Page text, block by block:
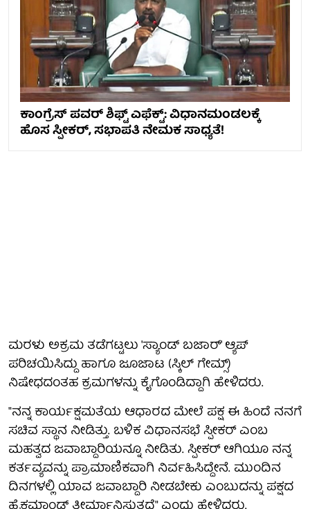
ಕಾಂಗ್ರೆಸ್ ಪವರ್ ಶಿಫ್ಟ್ ಎಫೆಕ್ಟ್: ವಿಧಾನಮಂಡಲಕ್ಕೆ
ಹೊಸ ಸ್ಪೀಕರ್, ಸಭಾಪತಿ ನೇಮಕ ಸಾಧ್ಯತೆ!
ಮರಳು ಅಕ್ರಮ ತಡೆಗಟ್ಟಲು 'ಸ್ಯಾಂಡ್ ಬಜಾರ್' ಆ್ಯಪ್
ಪರಿಚಯಿಸಿದ್ದು ಹಾಗೂ ಜೂಜಾಟ (ಸ್ಕಿಲ್ ಗೇಮ್ಸ್)
ನಿಷೇಧದಂತಹ ಕ್ರಮಗಳನ್ನು ಕೈಗೊಂಡಿದ್ದಾಗಿ ಹೇಳಿದರು.
"ನನ್ನ ಕಾರ್ಯಕ್ಷಮತೆಯ ಆಧಾರದ ಮೇಲೆ ಪಕ್ಷ ಈ ಹಿಂದೆ ನನಗೆ
ಸಚಿವ ಸ್ಥಾನ ನೀಡಿತ್ತು. ಬಳಿಕ ವಿಧಾನಸಭೆ ಸ್ಪೀಕರ್ ಎಂಬ
ಮಹತ್ವದ ಜವಾಬ್ದಾರಿಯನ್ನೂ ನೀಡಿತು. ಸ್ಪೀಕರ್ ಆಗಿಯೂ ನನ್ನ
ಕರ್ತವ್ಯವನ್ನು ಪ್ರಾಮಾಣಿಕವಾಗಿ ನಿರ್ವಹಿಸಿದ್ದೇನೆ. ಮುಂದಿನ
ದಿನಗಳಲ್ಲಿ ಯಾವ ಜವಾಬ್ದಾರಿ ನೀಡಬೇಕು ಎಂಬುದನ್ನು ಪಕ್ಷದ